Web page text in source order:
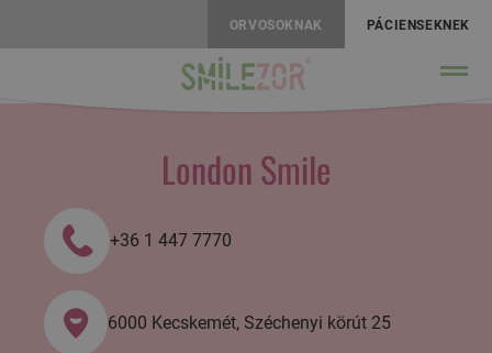
ORVOSOKNAK PÁCIENSEKNEK
London Smile
+36 1 447 7770
6000 Kecskemét, Széchenyi körút 25